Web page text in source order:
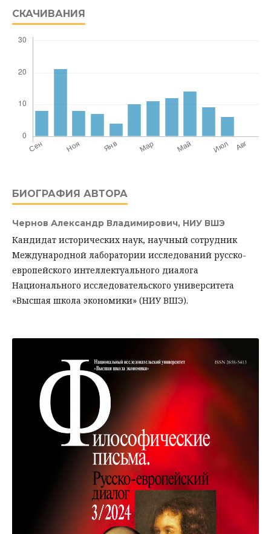
СКАЧИВАНИЯ
БИОГРАФИЯ АВТОРА
Чернов Александр Владимирович, НИУ ВШЭ
Кандидат исторических наук, научный сотрудник
Международной лаборатории исследований русско-
европейского интеллектуального диалога
Национального исследовательского университета
«Высшая школа экономики» (НИУ ВШЭ).